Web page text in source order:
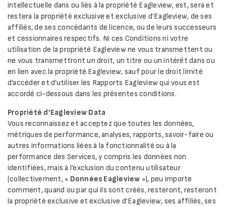
intellectuelle dans ou liés à la propriété Eagleview, est, sera et
restera la propriété exclusive et exclusive d’Eagleview, de ses
affiliés, de ses concédants de licence, ou de leurs successeurs
et cessionnaires respectifs. Ni ces Conditions ni votre
utilisation de la propriété Eagleview ne vous transmettent ou
ne vous transmettront un droit, un titre ou un intérêt dans ou
en lien avec la propriété Eagleview, sauf pour le droit limité
d’accéder et d’utiliser les Rapports Eagleview qui vous est
accordé ci-dessous dans les présentes conditions.
Propriété d’Eagleview Data
Vous reconnaissez et acceptez que toutes les données,
métriques de performance, analyses, rapports, savoir-faire ou
autres informations liées à la fonctionnalité ou à la
performance des Services, y compris les données non
identifiées, mais à l’exclusion du contenu utilisateur
(collectivement, « Données Eagleview »), peu importe
comment, quand ou par qui ils sont créés, resteront, resteront
la propriété exclusive et exclusive d’Eagleview, ses affiliés, ses